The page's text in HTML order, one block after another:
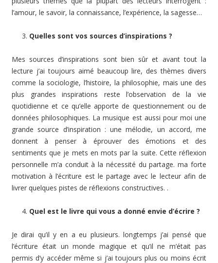
l’amour, le savoir, la connaissance, l’expérience, la sagesse…
Quelles sont vos sources d’inspirations ?
Mes sources d’inspirations sont bien sûr et avant tout la
lecture j’ai toujours aimé beaucoup lire, des thèmes divers
comme la sociologie, l’histoire, la philosophie, mais une des
plus grandes inspirations reste l’observation de la vie
quotidienne et ce qu’elle apporte de questionnement ou de
données philosophiques. La musique est aussi pour moi une
grande source d’inspiration : une mélodie, un accord, me
donnent à penser à éprouver des émotions et des
sentiments que je mets en mots par la suite. Cette réflexion
personnelle m’a conduit à la nécessité du partage. ma forte
motivation à l’écriture est le partage avec le lecteur afin de
livrer quelques pistes de réflexions constructives. .
Quel est le livre qui vous a donné envie d’écrire ?
Je dirai qu’il y en a eu plusieurs. longtemps j’ai pensé que
l’écriture était un monde magique et qu’il ne m’était pas
permis d’y accéder même si j’ai toujours plus ou moins écrit